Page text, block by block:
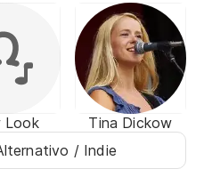
Look
Tina Dickow
/ Indie